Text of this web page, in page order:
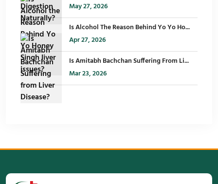
May 27, 2026
Is Alcohol The Reason Behind Yo Yo Ho...
Apr 27, 2026
Is Amitabh Bachchan Suffering From Li...
Mar 23, 2026